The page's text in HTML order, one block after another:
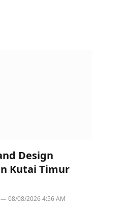
Design
Kutai Timur
08/08/2026 4:56 AM